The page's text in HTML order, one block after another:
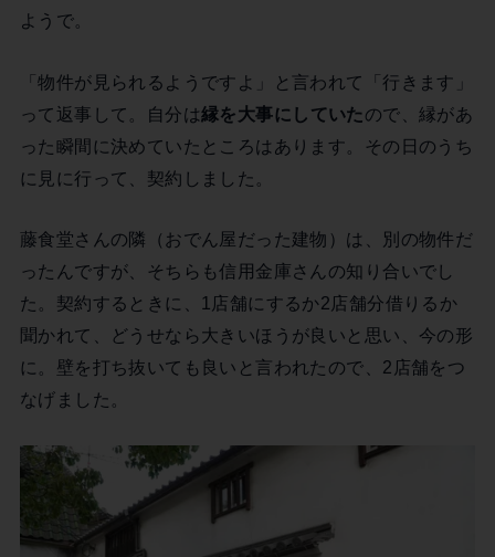
ようで。
「物件が見られるようですよ」と言われて「行きます」
って返事して。自分は縁を大事にしていたので、縁があ
った瞬間に決めていたところはあります。その日のうち
に見に行って、契約しました。
藤食堂さんの隣（おでん屋だった建物）は、別の物件だ
ったんですが、そちらも信用金庫さんの知り合いでし
た。契約するときに、1店舗にするか2店舗分借りるか
聞かれて、どうせなら大きいほうが良いと思い、今の形
に。壁を打ち抜いても良いと言われたので、2店舗をつ
なげました。